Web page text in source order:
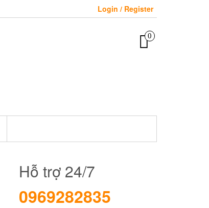
Login / Register
0
Hỗ trợ 24/7
0969282835